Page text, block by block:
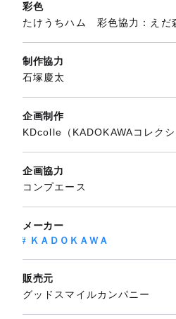
彩色
たけうちハム 彩色協力：えだ
制作協力
石塚慶太
企画制作
KDcolle（KADOKAWAコレクシ
企画協力
コンプエース
メーカー
ＫＡＤＯＫＡＷＡ
販売元
グッドスマイルカンパニー